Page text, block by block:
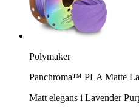
Polymaker
Panchroma™ PLA Matte
Matt elegans i Lavender